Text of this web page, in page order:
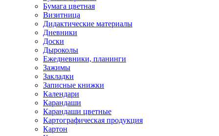
Бумага цветная
Визитница
Дидактические материалы
Дневники
Доски
Дыроколы
Ежедневники, планинги
Зажимы
Закладки
Записные книжки
Календари
Карандаши
Карандаши цветные
Картографическая продукция
Картон